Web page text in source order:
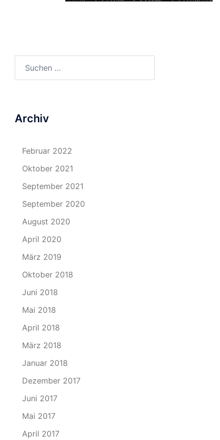
Archiv
Februar 2022
Oktober 2021
September 2021
September 2020
August 2020
April 2020
März 2019
Oktober 2018
Juni 2018
Mai 2018
April 2018
März 2018
Januar 2018
Dezember 2017
Juni 2017
Mai 2017
April 2017